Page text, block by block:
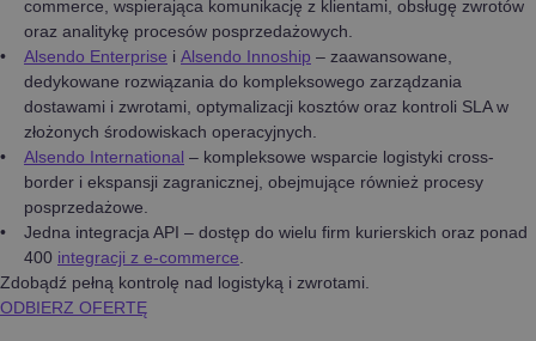
commerce, wspierająca komunikację z klientami, obsługę zwrotów
oraz analitykę procesów posprzedażowych.
Alsendo Enterprise i Alsendo Innoship – zaawansowane,
dedykowane rozwiązania do kompleksowego zarządzania
dostawami i zwrotami, optymalizacji kosztów oraz kontroli SLA w
złożonych środowiskach operacyjnych.
Alsendo International – kompleksowe wsparcie logistyki cross-
border i ekspansji zagranicznej, obejmujące również procesy
posprzedażowe.
Jedna integracja API – dostęp do wielu firm kurierskich oraz ponad
400 integracji z e-commerce
Zdobądź pełną kontrolę nad logistyką i zwrotami.
ODBIERZ OFERTĘ